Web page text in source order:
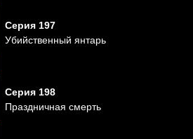
Серия 197
Убийственный янтарь
Серия 198
Праздничная смерть